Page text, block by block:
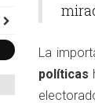
La
políticas